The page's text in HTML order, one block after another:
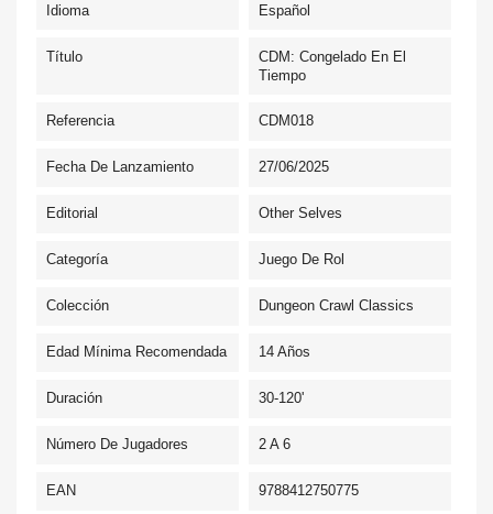
Idioma Español
Título
CDM: Congelado En El
Tiempo
Referencia CDM018
Fecha De Lanzamiento 27/06/2025
Editorial Other Selves
Categoría Juego De Rol
Colección Dungeon Crawl Classics
Edad Mínima Recomendada 14 Años
Duración 30-120'
Número De Jugadores 2 A 6
EAN 9788412750775